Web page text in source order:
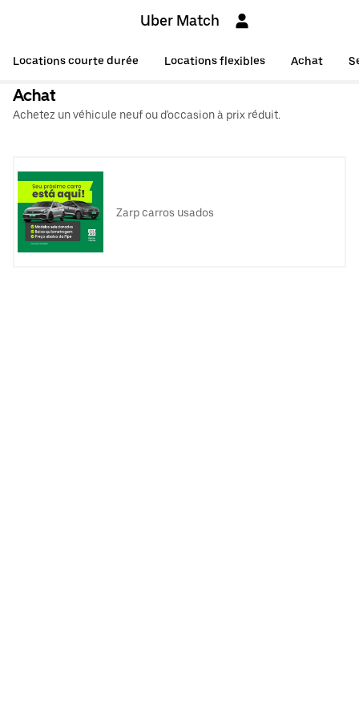
Uber Match
Locations courte durée Locations flexibles Achat
Achat
Achetez un véhicule neuf ou d'occasion à prix réduit.
Zarp carros usados